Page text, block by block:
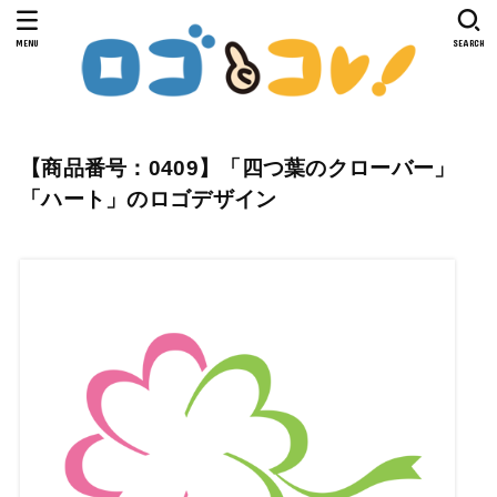
SEARCH
MENU
【商品番号：0409】「四つ葉のクローバー」
「ハート」のロゴデザイン